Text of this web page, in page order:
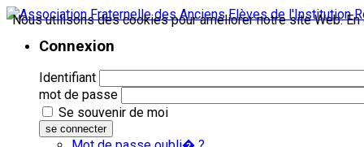
Connexion
Identifiant
mot de passe
Se souvenir de moi
se connecter
Nous utilisons des cookies pour améliorer notre site Web.